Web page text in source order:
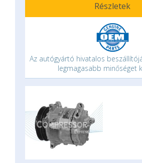
Részletek
Az autógyártó hivatalos
legmagasabb minőséget